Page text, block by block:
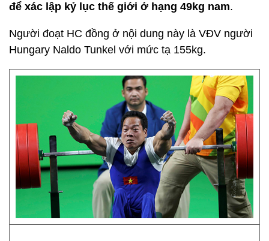
để xác lập kỷ lục thế giới ở hạng 49kg nam.
Người đoạt HC đồng ở nội dung này là VĐV người
Hungary Naldo Tunkel với mức tạ 155kg.